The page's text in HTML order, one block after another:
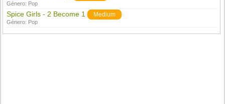
Género: Pop
Spice Girls - 2 Become 1 Medium
Género: Pop